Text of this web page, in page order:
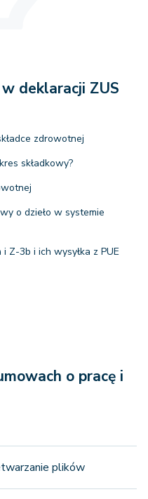
deklaracji ZUS
zdrowotnej
składkowy?
o dzieło w systemie
Z-3b i ich wysyłka z PUE
o pracę i
plików